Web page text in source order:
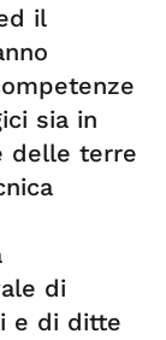
il
sia in
delle terre
di
e di ditte